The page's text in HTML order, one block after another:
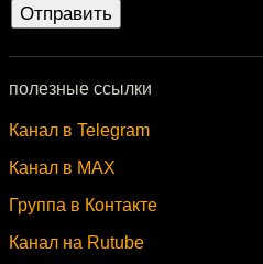
полезные ссылки
Канал в Telegram
Канал в MAX
Группа в Контакте
Канал на Rutube